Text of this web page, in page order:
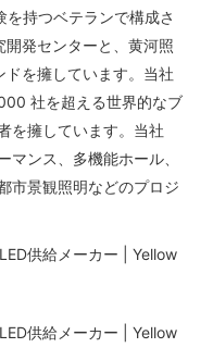
持つベテランで構成さ
発センターと、黄河照
を擁しています。当社
社を超える世界的なブ
を擁しています。当社
マンス、多機能ホール、
市景観照明などのプロジ